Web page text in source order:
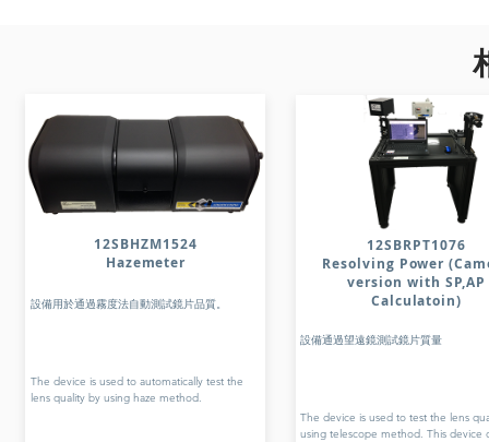
12SBHZM1524
Hazemeter
設備用於通過霧度法自動測試鏡片品質。
The device is used to automatically test the
lens quality by using haze method.
12SBRPT1076
Resolving Power
version with SP,AP
Calculatoin)
設備通過望遠鏡測試鏡片質量
The device is used to test the lens
using telescope method. This device